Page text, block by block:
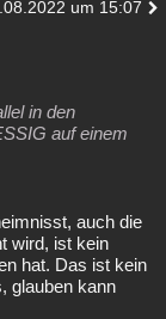
um 15:07
in den
auf einem
auch die
wird, ist kein
hat. Das ist kein
glauben kann